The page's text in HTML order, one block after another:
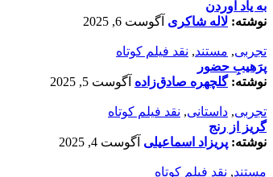
به یاد آوردن
نوشته: لاله شاکری آگوست 6, 2025
تجربی, مستند, نقد فیلم کوتاه
پرَهیب‌ِ حضور
نوشته:گلچهره صادق‌زاده آگوست 5, 2025
تجربی, داستانی, نقد فیلم کوتاه
گریز از رنج
نوشته: پریزاد اسماعیلی آگوست 4, 2025
مستند, نقد فیلم کوتاه